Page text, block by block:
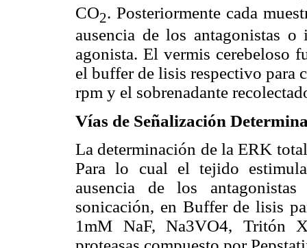
CO2. Posteriormente cada
ausencia de los antagonistas
agonista. El vermis cerebeloso
el buffer de lisis respectivo para
rpm y el sobrenadante
Vías de Señalización
La determinación de la ERK
Para lo cual el tejido
ausencia de los
sonicación, en Buffer de lisis
1mM NaF, Na3VO4, Tritón